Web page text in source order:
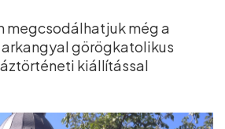
megcsodálhatjuk még a
arkangyal görögkatolikus
kiállítással